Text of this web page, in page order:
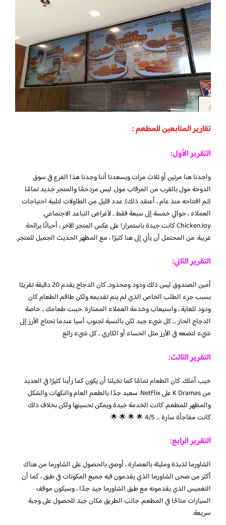
تقارير المتابعين للمطعم :
التقرير الأول:
واجدنا هنا مرتين أو ثلاث مرات ويسعدنا أننا وجدنا هذا الفرع في سوق
الدوحة مول بالقرب من المرقاب مول. ليس مزدحمًا والمتجر جديد تمامًا
(تم افتتاحه منذ عام ، أعتقد ذلك). عدد قليل من الطاولات لتلبية احتياجات
العملاء ، حوالي خمسة إلى سبعة فقط .. لأغراض التباعد الاجتماعي.
ChickenJoy كانت جيدة باستمرار! على عكس المتجر الآخر ، أحيانًا برائحة
غريبة. من المحتمل أن يأتي إلى هنا كثيرًا ، مع المظهر الحديث الجميل للمتجر.
التقرير الثاني:
أمين الصندوق ليس ذلك ودود ومحدود. كان الدجاج يقدم 20 دقيقة تقريبًا
بسبب جزء الطلب الخاص الذي لم يتم تقديمه ولكن طاقم الطعام كان
ودود للغاية ، واستيعاب وخدمة العملاء الممتازة .حببت طعامك .. خاصة
الدجاج الحار … كل شيء جيد لكن بالنسبة لجنوب آسيا عندما تحتاج الأرز إلى
شيء لتضعه في الأرز مثل الحساء أو الكاري .. كل شيء رائع
التقرير الثالث:
خيب أملك. كان الطعام تمامًا كما تخيلنا أن يكون كما رأينا كثيرًا في العديد
من K Dramas على Netflix. سعيد جدًا بالطعم العام والنكهات والشكل
والمظهر للمطعم. كانت الخدمة جيدة ويمكن تحسينها ولكن بخلاف ذلك
كانت مفاجأة سارة … 4/5 🌟 🌟 🌟 🌟
التقرير الرابع:
الشاورما لذيذة ومليئة بالعصارة ، أوصي بالحصول على الشاورما من هناك
أكثر من صحن الشاورما الذي يقدمون فيه جميع المكونات في طبق ، كما أن
التغميس الذي يقدمونه مع طبق الشاورما جيد جدًا ، وسيكون موقف
السيارات متاحًا في المطعم. جانب الطريق مكان جيد للحصول على وجبة
سريعة.